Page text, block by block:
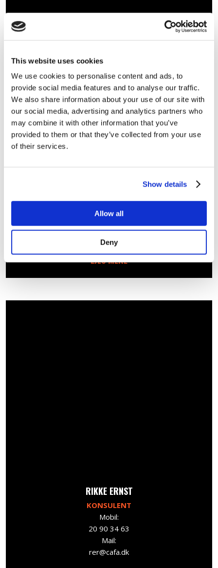
This website uses cookies
We use cookies to personalise content and ads, to
provide social media features and to analyse our traffic.
We also share information about your use of our site with
our social media, advertising and analytics partners who
may combine it with other information that you’ve
provided to them or that they’ve collected from your use
of their services.
Show details
Allow all
Deny
SENIOR KONSULENT
Mobil:
20 93 57 68
Mail:
LÆS MERE
RIKKE ERNST
KONSULENT
Mobil:
20 90 34 63
Mail:
rer@cafa.dk